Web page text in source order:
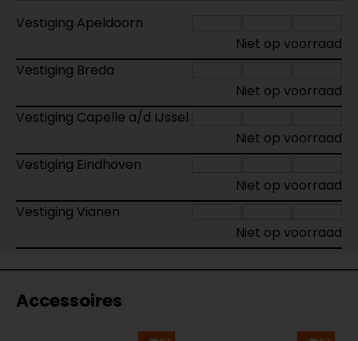
Vestiging Apeldoorn
Niet op voorraad
Vestiging Breda
Niet op voorraad
Vestiging Capelle a/d IJssel
Niet op voorraad
Vestiging Eindhoven
Niet op voorraad
Vestiging Vianen
Niet op voorraad
Accessoires